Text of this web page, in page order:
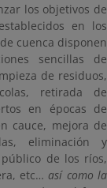
los objetivos de
en los
cuenca disponen
sencillas de
de residuos,
retirada de
en épocas de
cauce, mejora de
eliminación y
de los ríos,
etc… así como la